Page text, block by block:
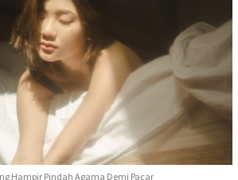
Hampir Pindah Agama Demi Pacar